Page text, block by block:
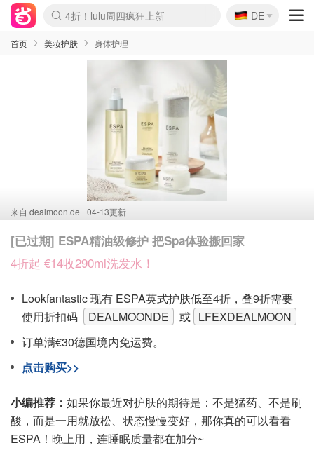
Boticinal 夏促开抢！
4折！lulu周四疯狂上新
还没结束！&OtherStories大促
Joybuy变相75折 随时失效
速领！Stanley独家85折
疑似霸哥！Camper额外叠85折
Zalando 奥莱闪促！每日更新
Moncler反季囤！5折起+叠9折
Coach Brooklyn仅€192
🇩🇪
DE
首页 美妆护肤 身体护理
来自 dealmoon.de 04-13更新
[已过期] ESPA精油级修护 把Spa体验搬回家
4折起 €14收290ml洗发水！
Lookfantastic 现有 ESPA英式护肤低至4折，叠9折需要
使用折扣码
DEALMOONDE 或 LFEXDEALMOON
订单满€30德国境内免运费。
点击购买>>
小编推荐： 如果你最近对护肤的期待是：不是猛药、不是刷
酸，而是一用就放松、状态慢慢变好，那你真的可以看看
ESPA！晚上用，连睡眠质量都在加分~